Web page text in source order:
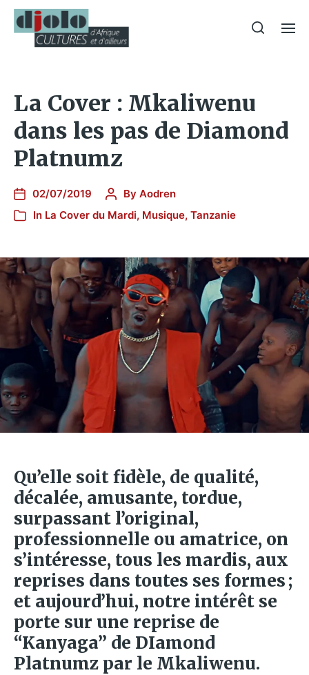
La Cover : Mkaliwenu
dans les pas de Diamond
Platnumz
02/07/2019 By Aodren
In La Cover du Mardi, Musique, Tanzanie
Qu’elle soit fidèle, de qualité,
décalée, amusante, tordue,
surpassant l’original,
professionnelle ou amatrice, on
s’intéresse, tous les mardis, aux
reprises dans toutes ses formes ;
et aujourd’hui, notre intérêt se
porte sur une reprise de
“Kanyaga” de DIamond
Platnumz par le Mkaliwenu.